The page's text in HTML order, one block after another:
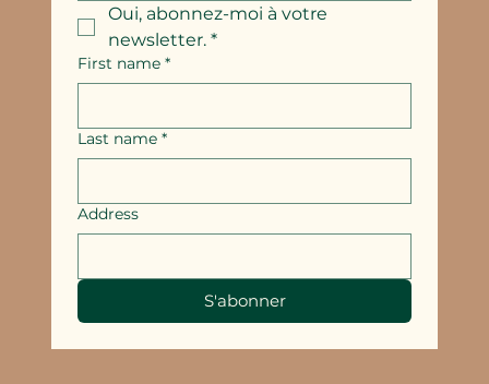
Oui, abonnez-moi à votre
newsletter. *
First name *
Last name *
Address
S'abonner